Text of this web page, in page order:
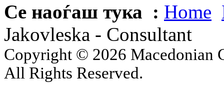
Се наоѓаш тука : Home
Jakovleska - Consultant
Copyright © 2026 Macedonian
All Rights Reserved.